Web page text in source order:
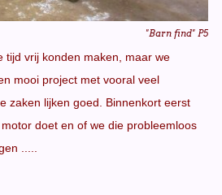
"Barn find" P5
tijd vrij konden maken, maar we
mooi project met vooral veel
zaken lijken goed. Binnenkort eerst
doet en of we die probleemloos
.....